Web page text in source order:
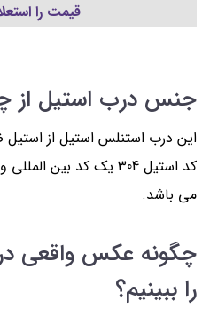
قیمت را
جنس درب استیل
کد استیل 304 یک کد
می باشد.
چگونه عکس واقعی
را ببینیم؟